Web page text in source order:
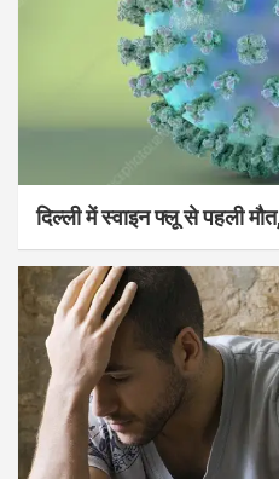
दिल्ली में स्वाइन फ्लू से पहली